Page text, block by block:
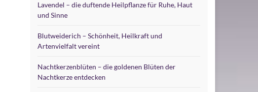
Lavendel – die duftende Heilpflanze für Ruhe, Haut
und Sinne
Blutweiderich – Schönheit, Heilkraft und
Artenvielfalt vereint
Nachtkerzenblüten – die goldenen Blüten der
Nachtkerze entdecken